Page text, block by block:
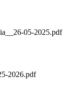
05-2025.pdf
2026.pdf